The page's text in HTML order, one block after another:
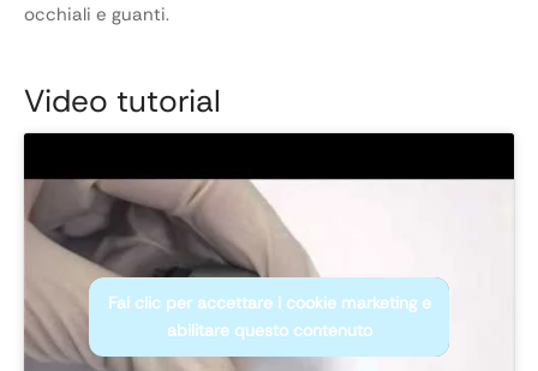
occhiali e guanti.
Video tutorial
Fai clic per accettare i cookie marketing e
abilitare questo contenuto